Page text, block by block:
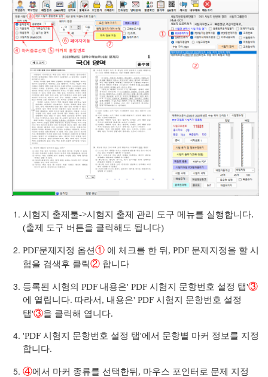
시험지 출제툴->시험지 출제 관리 도구 메뉴를 실행합니다.
(출제 도구 버튼을 클릭해도 됩니다)
PDF문제지정 옵션① 에 체크를 한 뒤, PDF 문제지정을 할 시
험을 검색후 클릭② 합니다
등록된 시험의 PDF 내용은' PDF 시험지 문항번호 설정 탭'③
에 열립니다. 따라서, 내용은' PDF 시험지 문항번호 설정
탭'③을 클릭해 엽니다.
'PDF 시험지 문항번호 설정 탭'에서 문항별 마커 정보를 지정
합니다.
④에서 마커 종류를 선택한뒤, 마우스 포인터로 문제 지정